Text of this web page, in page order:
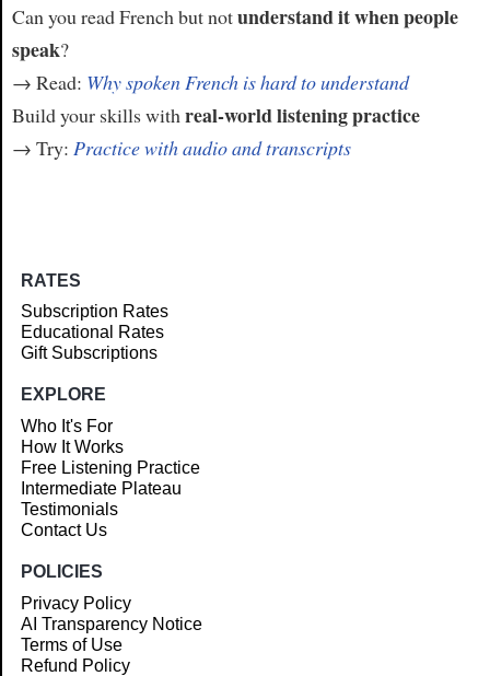
Can you read French but notunderstand it when people
speak?
→ Read: Why spoken French is hard to understand
Build your skills withreal-world listening practice
→ Try: Practice with audio and transcripts
RATES
Subscription Rates
Educational Rates
Gift Subscriptions
EXPLORE
Who It's For
How It Works
Free Listening Practice
Intermediate Plateau
Testimonials
Contact Us
POLICIES
Privacy Policy
AI Transparency Notice
Terms of Use
Refund Policy